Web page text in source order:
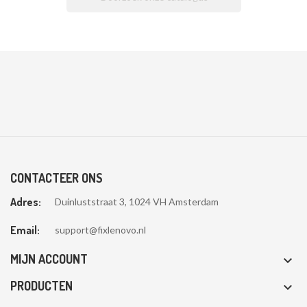
CONTACTEER ONS
Adres: Duinluststraat 3, 1024 VH Amsterdam
Email: support@fixlenovo.nl
MIJN ACCOUNT 
PRODUCTEN 